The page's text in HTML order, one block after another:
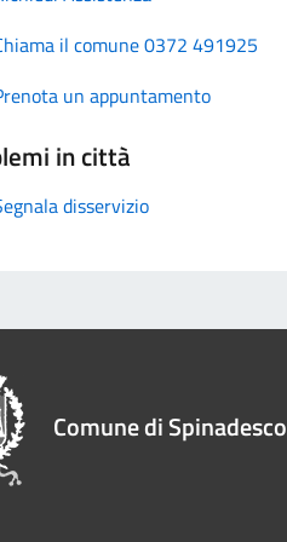
il comune 0372 491925
un appuntamento
in città
disservizio
Comune di Spinadesco